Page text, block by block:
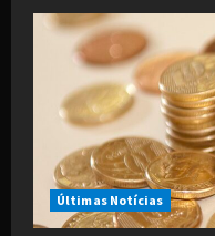
i
Últimas Notícias